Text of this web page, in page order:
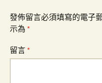
覽
發佈留言必須填寫的電子
示為 *
留言 *